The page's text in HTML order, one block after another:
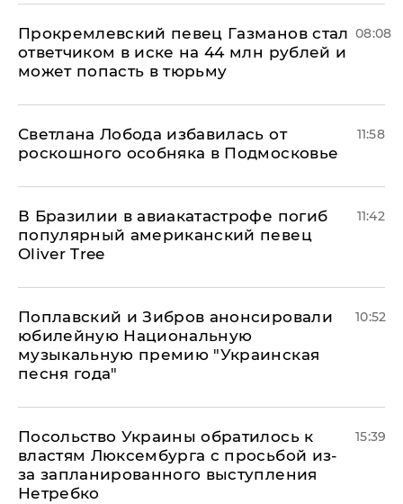
Прокремлевский певец Газманов стал
ответчиком в иске на 44 млн рублей и
может попасть в тюрьму
08:08
Светлана Лобода избавилась от
роскошного особняка в Подмосковье
11:58
В Бразилии в авиакатастрофе погиб
популярный американский певец
Oliver Tree
11:42
Поплавский и Зибров анонсировали
юбилейную Национальную
музыкальную премию "Украинская
песня года"
10:52
Посольство Украины обратилось к
властям Люксембурга с просьбой из-
за запланированного выступления
Нетребко
15:39